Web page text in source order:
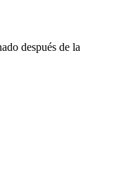
después de la